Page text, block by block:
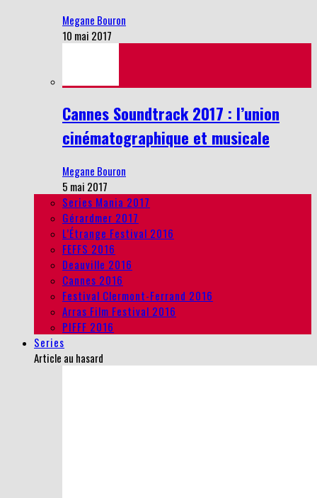
Megane Bouron
10 mai 2017
Cannes Soundtrack 2017 : l’union
cinématographique et musicale
Megane Bouron
5 mai 2017
Series Mania 2017
Gérardmer 2017
L’Étrange Festival 2016
FEFFS 2016
Deauville 2016
Cannes 2016
Festival Clermont-Ferrand 2016
Arras Film Festival 2016
PIFFF 2016
Series
Article au hasard